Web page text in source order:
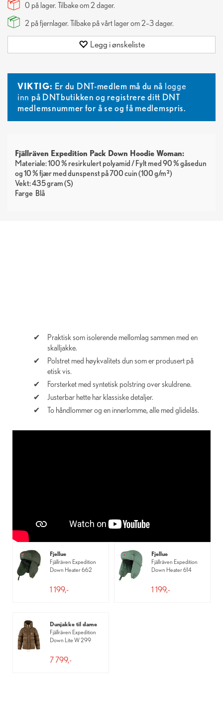
0 på lager. Tilbake om2 dager.
2 på fjernlager. Tilbake på vårt lager om 2–3 dager.
Legg i ønskeliste
VIKTIG: Er du DNT-medlem må du nå logge
inn på DNTbutikken og registrere ditt DNT
medlemsnummer for å se og få medlemspris.
Fjällräven Expedition Pack Down Hoodie Woman:
Materiale: 100 % resirkulert polyamid / Fylt med 90 % gåsedun
og 10 % fjær med dunspenst på 700 cuin (100 g/m²)
Vekt: 435 gram (S)
Farge Blå
Praktisk som isolerende mellomlag sammen med en
skalljakke.
Polstret med høykvalitets dun som er produsert på
etisk vis.
Forsterket med syntetisk polstring over skuldrene.
Justerbar hette har klassiske detaljer.
To håndlommer og en innerlomme, alle med glidelås.
Fjellue
Fjällräven Expedition
Down Heater 662
1 199,-
Fjellue
Fjällräven Expedition
Down Heater 614
1 199,-
Dunjakke til dame
Fjällräven Expedition
Down Lite W 299
7 799,-